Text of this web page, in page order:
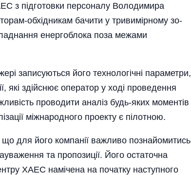
з підготовки персоналу Володимира
обхідникам бачити у тривимірному зо­
енерго­блока поза межами
записуються його технологічні параметри,
які здійснює оператор у ході проведення
проводити ана­ліз­ будь-яких моментів
міжнародного проекту є пілотною­.
для його компанії важливо познайомитись
та пропозиції. Його остаточна
ХАЕС намічена на початку наступного